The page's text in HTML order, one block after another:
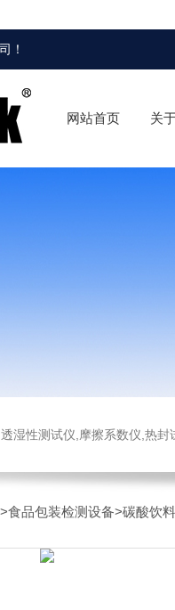
！
网站首页 关
性测试仪,摩擦系数仪,热封试验仪,
食品包装检测设备>碳酸饮